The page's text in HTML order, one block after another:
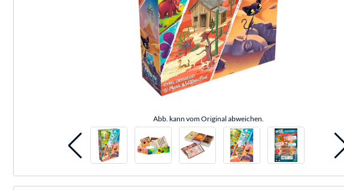
Abb. kann vom Original abweichen.